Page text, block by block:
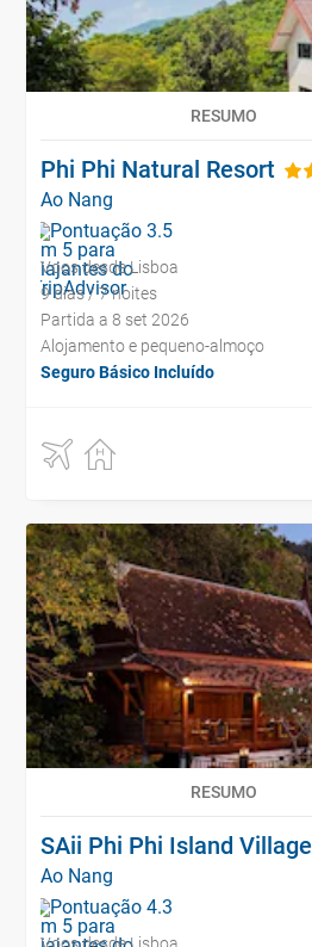
RESUMO
Phi Phi Natural Resort
Ao Nang
Voos desde Lisboa
9 dias / 7 noites
Partida a 8 set 2026
Alojamento e pequeno-almoço
Seguro Básico Incluído
RESUMO
SAii Phi Phi Island Village
Ao Nang